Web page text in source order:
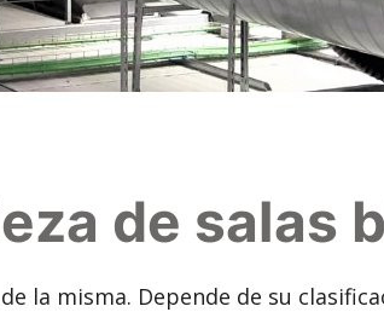
de salas
la misma. Depende de su